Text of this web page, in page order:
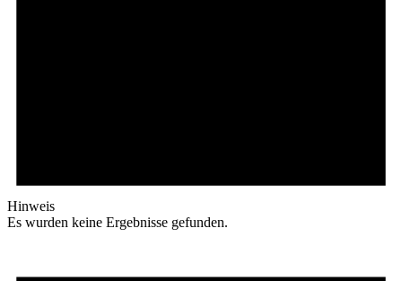
Hinweis
Es wurden keine Ergebnisse gefunden.